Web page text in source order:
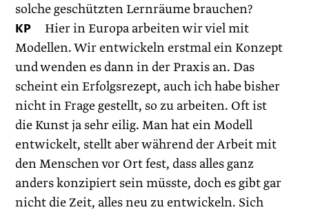
solche geschützten Lernräume brauchen?
KP Hier in Europa arbeiten wir viel mit
Modellen. Wir entwickeln erstmal ein Konzept
und wenden es dann in der Praxis an. Das
scheint ein Erfolgsrezept, auch ich habe bisher
nicht in Frage gestellt, so zu arbeiten. Oft ist
die Kunst ja sehr eilig. Man hat ein Modell
entwickelt, stellt aber während der Arbeit mit
den Menschen vor Ort fest, dass alles ganz
anders konzipiert sein müsste, doch es gibt gar
nicht die Zeit, alles neu zu entwickeln. Sich